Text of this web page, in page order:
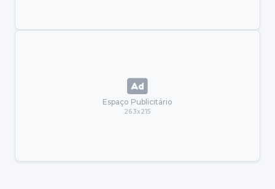
Espaço Publicitário
263x215